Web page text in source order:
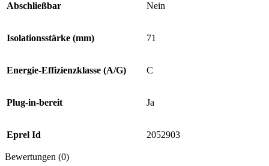
Abschließbar Nein
Isolationsstärke (mm) 71
Energie-Effizienzklasse (A/G) C
Plug-in-bereit Ja
Eprel Id 2052903
Bewertungen (0)